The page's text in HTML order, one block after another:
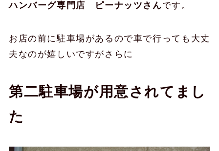
ハンバーグ専門店 ピーナッツさんです。
お店の前に駐車場があるので車で行っても大丈
夫なのが嬉しいですがさらに
第二駐車場が用意されてまし
た